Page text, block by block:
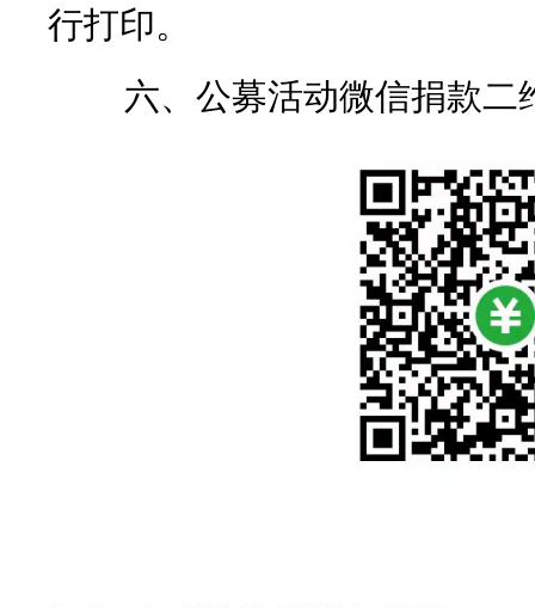
行打印。
六、公募活动微信捐款二